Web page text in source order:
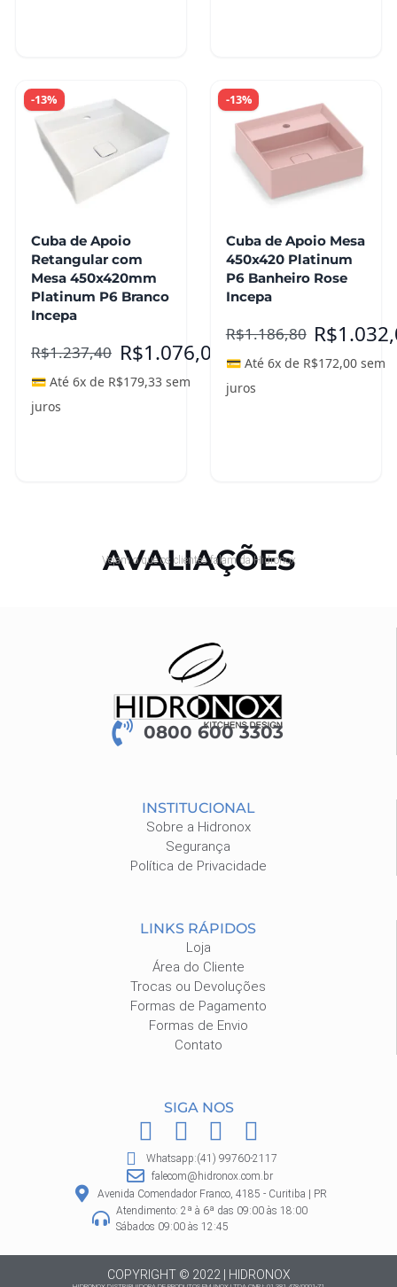
-13%
Cuba de Apoio
Retangular com
Mesa 450x420mm
Platinum P6 Branco
Incepa
R$1.237,40 R$1.076,00
💳 Até 6x de R$179,33 sem
juros
-13%
Cuba de Apoio Mesa
450x420 Platinum
P6 Banheiro Rose
Incepa
R$1.186,80 R$
💳 Até 6x de R$172,00sem
juros
AVALIAÇÕES
Vejam o que os clientes falam da Hidronox
0800 600 3303
INSTITUCIONAL
Sobre a Hidronox
Segurança
Política de Privacidade
LINKS RÁPIDOS
Loja
Área do Cliente
Trocas ou Devoluções
Formas de Pagamento
Formas de Envio
Contato
SIGA NOS
F
a
c
e
b
o
o
I
n
s
t
a
g
r
P
i
n
t
e
r
e
W
h
a
t
a
p
Whatsapp:(41) 99760-2117
falecom@hidronox.com.br
Avenida Comendador Franco, 4185 - Curitiba | PR
Atendimento: 2ª à 6ª das 09:00 às 18:00
Sábados 09:00 às 12:45
COPYRIGHT © 2022 | HIDRONOX